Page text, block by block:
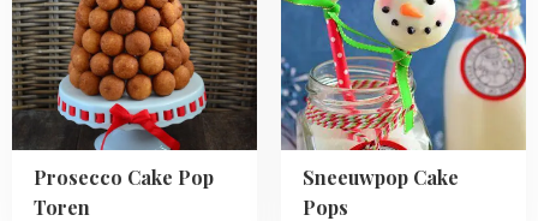
Prosecco Cake Pop
Toren
Pop
Toren
Sneeuwpop Cake
Pops
Pops